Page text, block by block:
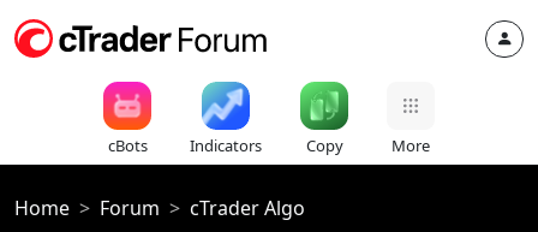
cBots Indicators Copy More
Home Forum cTrader Algo